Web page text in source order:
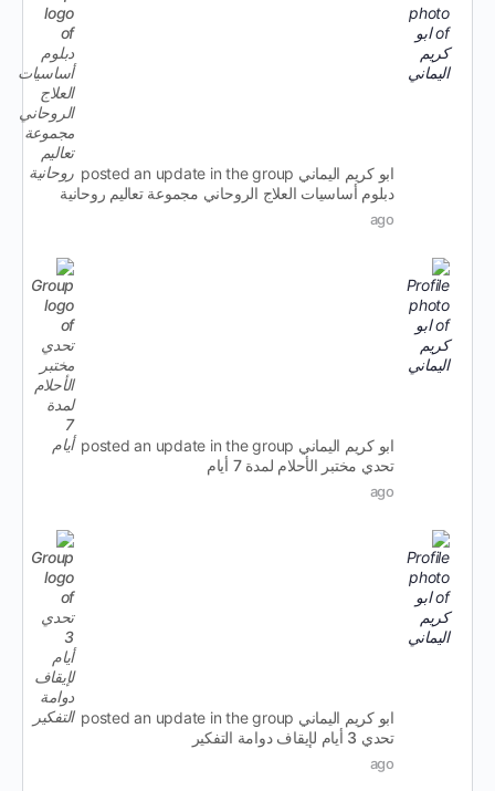
ابو كريم اليماني
دبلوم أساسيات العلاج الروحاني مجموعة تعاليم روحانية
ago
ابو كريم اليماني
تحدي مختبر الأحلام لمدة 7 أيام
ago
ابو كريم اليماني
تحدي 3 أيام لإيقاف دوامة التفكير
ago